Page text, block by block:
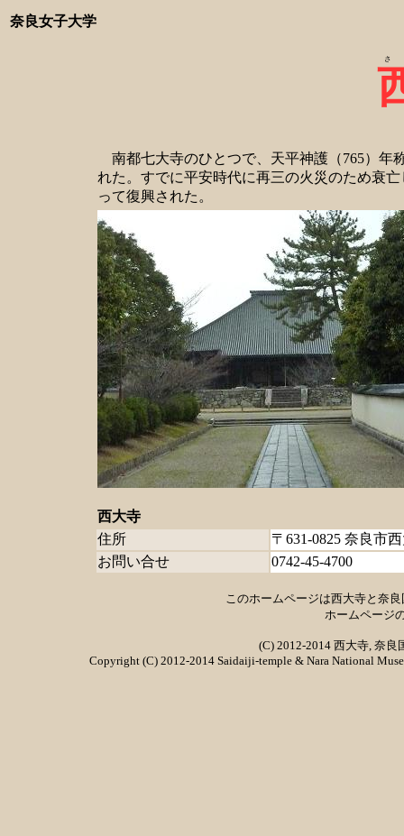
奈良女子大学
南都七大寺のひとつで、天平神護（765）年
れた。すでに平安時代に再三の火災のため衰
って復興された。
西大寺
住所
〒631-0825 奈良市
お問い合せ
0742-45-4700
このホームページは西大寺と奈
ホームページ
(C) 2012-2014 西大寺, 奈
Copyright (C) 2012-2014 Saidaiji-temple & Nara National